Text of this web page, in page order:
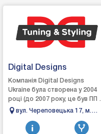
Digital Designs
Компанія Digital Designs
Ukraine була створена у 2004
році (до 2007 року, це був ПП –
роздрібна торгівля
аксесуарами для тюнінг...
вул. Череповецька 17, м.
Чернівці